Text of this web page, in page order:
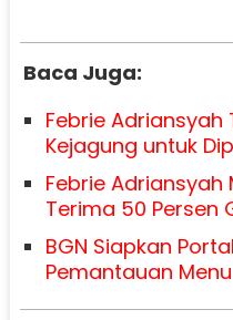
Baca Juga:
Febrie Adriansyah
Kejagung untuk
Febrie Adriansyah
Terima 50 Persen
BGN Siapkan Portal
Pemantauan Menu